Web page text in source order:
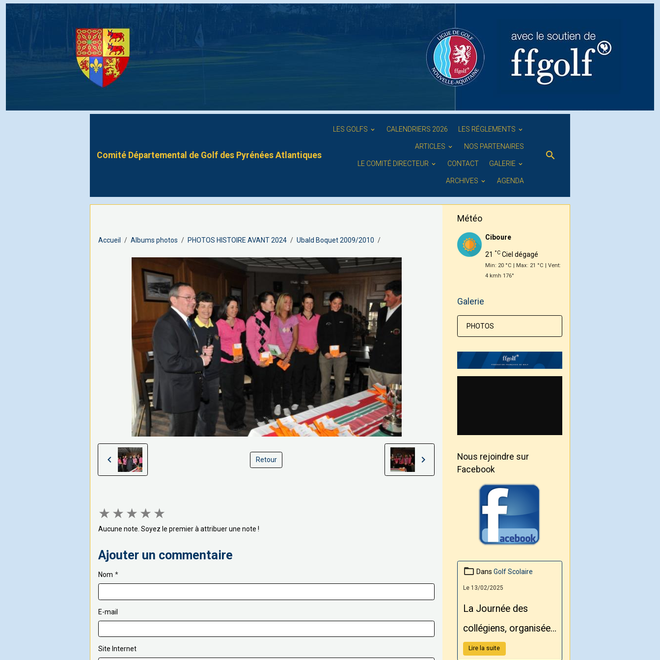
Comité Départemental de Golf des Pyrénées Atlantiques
LES GOLFS CALENDRIERS 2026 LES RÉGLEMENTS
ARTICLES NOS PARTENAIRES
LE COMITÉ DIRECTEUR CONTACT GALERIE
ARCHIVES AGENDA
Accueil Albums photos PHOTOS HISTOIRE AVANT 2024 Ubald Boquet 2009/2010
Retour
★ ★ ★ ★ ★
Aucune note. Soyez le premier à attribuer une note !
Ajouter un commentaire
Nom
E-mail
Site Internet
Météo
Ciboure
21 °C Ciel dégagé
Min: 20 °C | Max: 21 °C | Vent:
4 kmh 176°
Galerie
PHOTOS
Nous rejoindre sur
Facebook
Dans Golf Scolaire
Le 13/02/2025
La Journée des
collégiens, organisée
par le Conseil
Lire la suite